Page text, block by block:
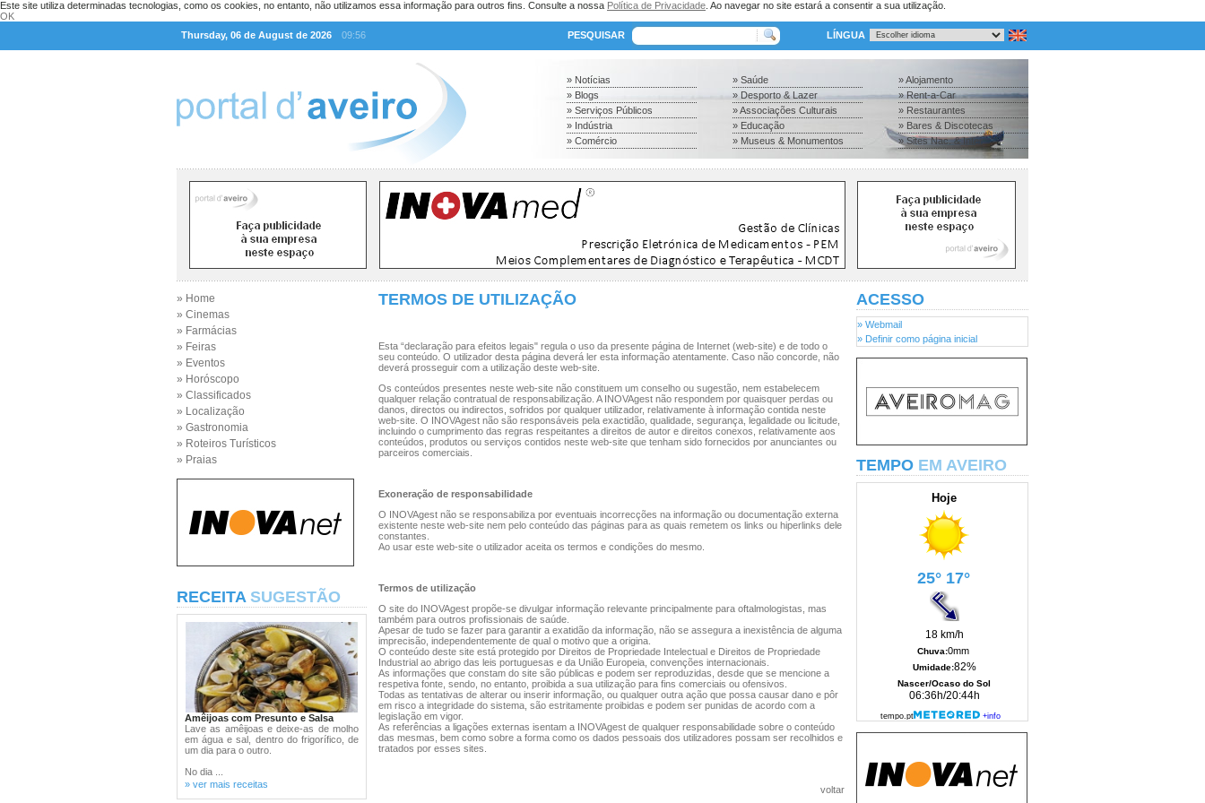
Este site utiliza determinadas tecnologias, como os cookies, no entanto, não utilizamos essa informação para outros fins. Consulte a nossa Política de Privacidade . Ao navegar no site estará a consentir a sua utilização.
OK
Thursday, 06 de August de 2026
09:56 PESQUISAR LÍNGUA
» Notícias
» Blogs
» Serviços Públicos
» Indústria
» Comércio
» Saúde
» Desporto & Lazer
» Associações Culturais
» Educação
» Museus & Monumentos
» Alojamento
» Rent-a-Car
» Restaurantes
» Bares & Discotecas
» Sites Nac. & Inter.
» Home
» Cinemas
» Farmácias
» Feiras
» Eventos
» Horóscopo
» Classificados
» Localização
» Gastronomia
» Roteiros Turísticos
» Praias
RECEITA SUGESTÃO
Amêijoas com Presunto e Salsa
Lave as amêijoas e deixe-as de molho
em água e sal, dentro do frigorífico, de
um dia para o outro.
No dia ...
» ver mais receitas
TERMOS DE UTILIZAÇÃO
Esta “declaração para efeitos legais" regula o uso da presente página de Internet (web-site) e de todo o
seu conteúdo. O utilizador desta página deverá ler esta informação atentamente. Caso não concorde, não
deverá prosseguir com a utilização deste web-site.
Os conteúdos presentes neste web-site não constituem um conselho ou sugestão, nem estabelecem
qualquer relação contratual de responsabilização. A INOVAgest não respondem por quaisquer perdas ou
danos, directos ou indirectos, sofridos por qualquer utilizador, relativamente à informação contida neste
web-site. O INOVAgest não são responsáveis pela exactidão, qualidade, segurança, legalidade ou licitude,
incluindo o cumprimento das regras respeitantes a direitos de autor e direitos conexos, relativamente aos
conteúdos, produtos ou serviços contidos neste web-site que tenham sido fornecidos por anunciantes ou
parceiros comerciais.
Exoneração de responsabilidade
O INOVAgest não se responsabiliza por eventuais incorrecções na informação ou documentação externa
existente neste web-site nem pelo conteúdo das páginas para as quais remetem os links ou hiperlinks dele
constantes.
Ao usar este web-site o utilizador aceita os termos e condições do mesmo.
Termos de utilização
O site do INOVAgest propõe-se divulgar informação relevante principalmente para oftalmologistas, mas
também para outros profissionais de saúde.
Apesar de tudo se fazer para garantir a exatidão da informação, não se assegura a inexistência de alguma
imprecisão, independentemente de qual o motivo que a origina.
O conteúdo deste site está protegido por Direitos de Propriedade Intelectual e Direitos de Propriedade
Industrial ao abrigo das leis portuguesas e da União Europeia, convenções internacionais.
As informações que constam do site são públicas e podem ser reproduzidas, desde que se mencione a
respetiva fonte, sendo, no entanto, proibida a sua utilização para fins comerciais ou ofensivos.
Todas as tentativas de alterar ou inserir informação, ou qualquer outra ação que possa causar dano e pôr
em risco a integridade do sistema, são estritamente proibidas e podem ser punidas de acordo com a
legislação em vigor.
As referências a ligações externas isentam a INOVAgest de qualquer responsabilidade sobre o conteúdo
das mesmas, bem como sobre a forma como os dados pessoais dos utilizadores possam ser recolhidos e
tratados por esses sites.
voltar
ACESSO
» Webmail
» Definir como página inicial
TEMPO EM AVEIRO